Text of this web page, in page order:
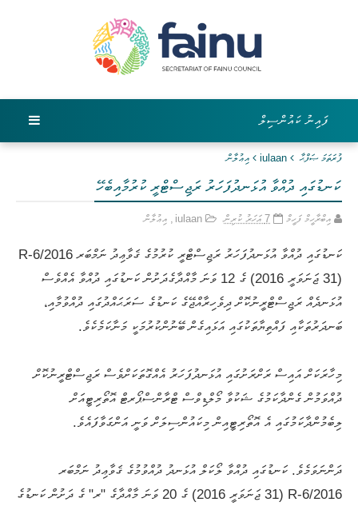
ފައިނު ކައުންސިލް
ފުރަތަމަ ޞަފްޙާ iulaan އިޢުލާން
ކަނޑުގައި ދުއްވާ އުޅަނދުފަހަރު ރަޖިސްޓްރީ ކުރުމާއިބެހޭ
އިބްރާހީމް ފަހީމް 7 އަހަރު ކުރިން iulaan
, އިޢުލާން
ކަނޑުގައި ދުއްވާ އުޅަނދުފަހަރު ރަޖިސްޓްރީ ކުރުމުގެ ޤަވާޢިދު ނަމްބަރ 2016/R-6
(31 ޖަނަވަރީ 2016) ގެ 12 ވަނަ މާއްދާގެދަށުން ކަނޑުގައި ދުއްވާ އެއްވެސް
އުޅަނދެއް ރަޖިސްޓްރީނުކޮށް ދިވެހިރާއްޖޭގެ ކަނޑުގެ ސަރަޙައްދުގައި ދުއްވުމާއި،
ބަނދަރުތަކާއި ފައްތިޔާތަކުގައި އަޅައިގެން ބޭނުންކުރުމަކީ މަނާކަމެކެވެ.
މިހާރަކަށް އައިސް ރަށްރަށުގައި އުޅަނދުފަހަރު އެއްގޮތަކަށްވެސް ރަޖިސްޓްރީނުކޮށް
ދުއްވަމުން ގެންދާކަމުގެ ޝަކުވާ މޯލްޑިވްސް ޓްރާންސްޕޯރޓް އޮތޯރިޓީއަށް
ލިބެމުންދާކަމުގައި އެ އޮތޯރިޓީއިން މިކައުންސިލަށް ވަނީ އަންގަވާފައެވެ.
ދަންނަވަމެވެ. ކަނޑުގައި ދުއްވާ ލޯކަލް އުޅަނދު ދުއްވުމުގެ ޤަވާޢިދު ނަމްބަރ
2016/R-6 (31 ޖަނަވަރީ 2016) ގެ 20 ވަނަ މާއްދާގެ "ރ" ގެ ދަށުން ކަނޑުގެ